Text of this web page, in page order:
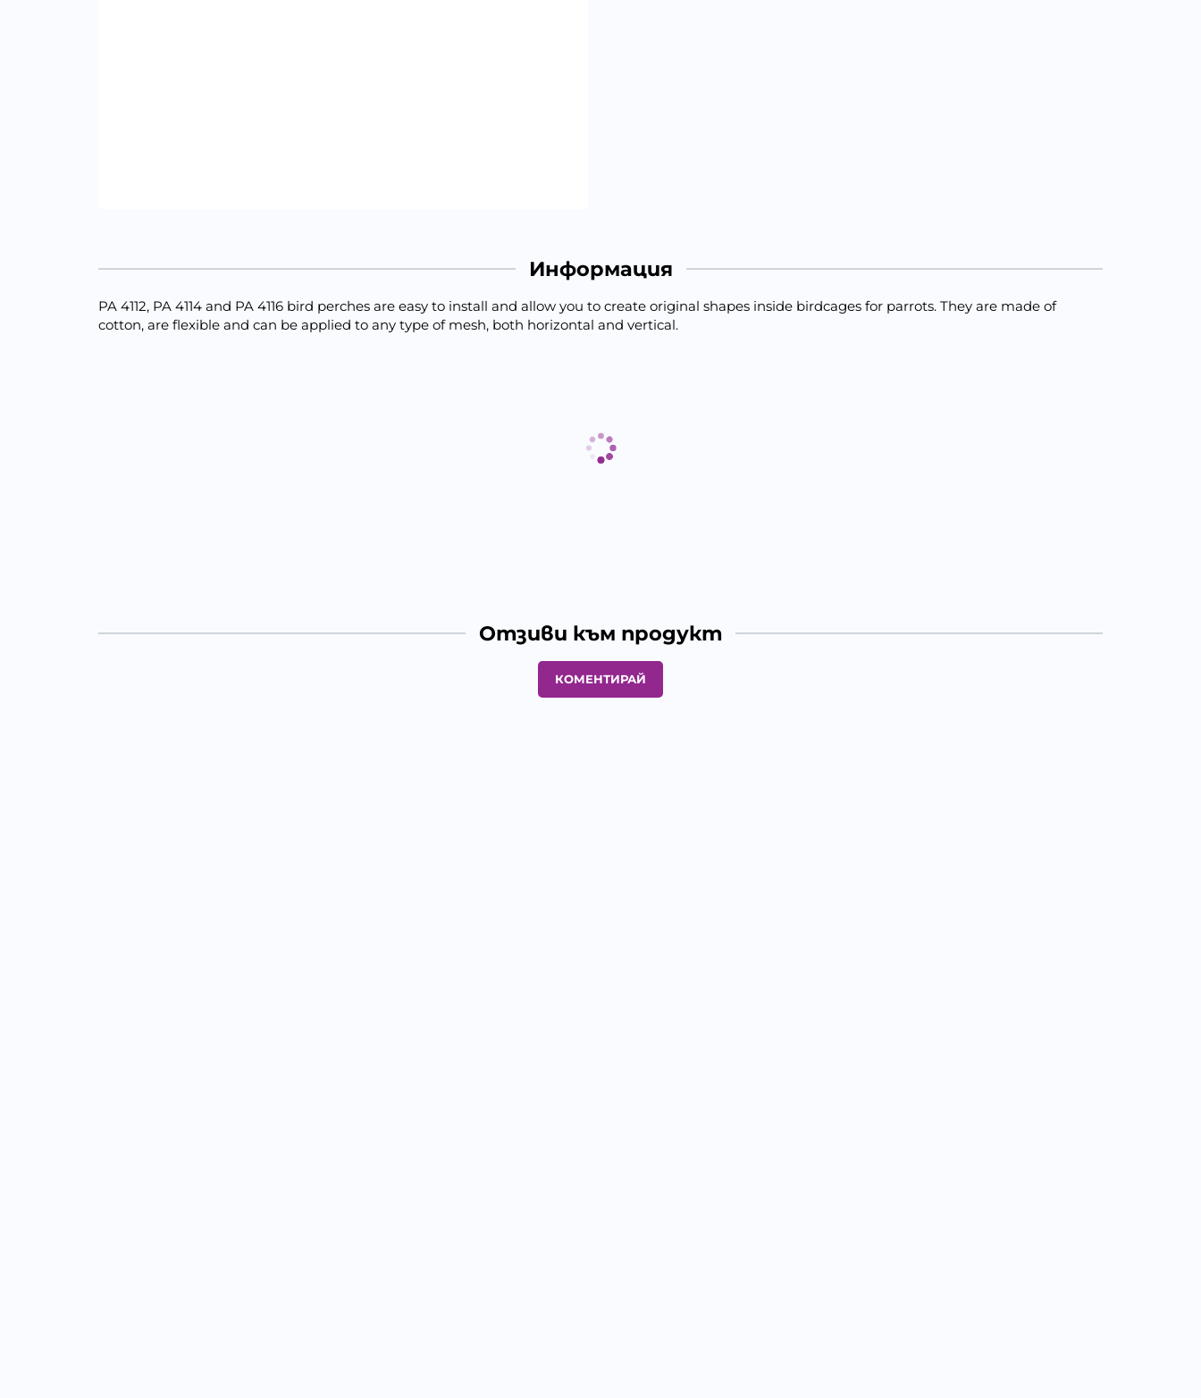
Информация
PA 4112, PA 4114 and PA 4116 bird perches are easy to install and allow you to create original shapes inside birdcages for parrots. They are made of
cotton, are flexible and can be applied to any type of mesh, both horizontal and vertical.
Отзиви към продукт
КОМЕНТИРАЙ